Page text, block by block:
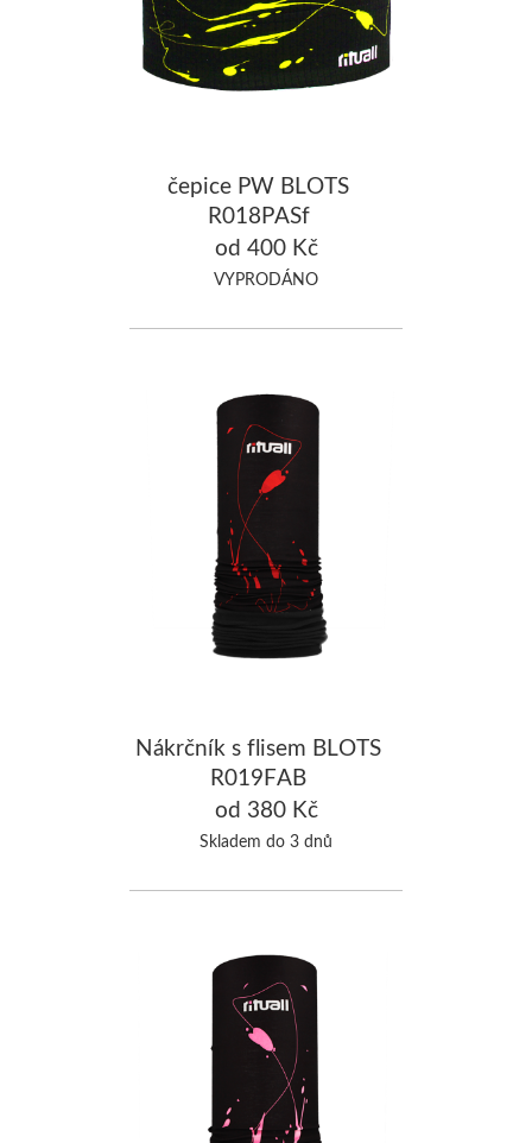
čepice PW BLOTS
R018PASf
od 400 Kč
VYPRODÁNO
Nákrčník s flisem BLOTS
R019FAB
od 380 Kč
Skladem do 3 dnů